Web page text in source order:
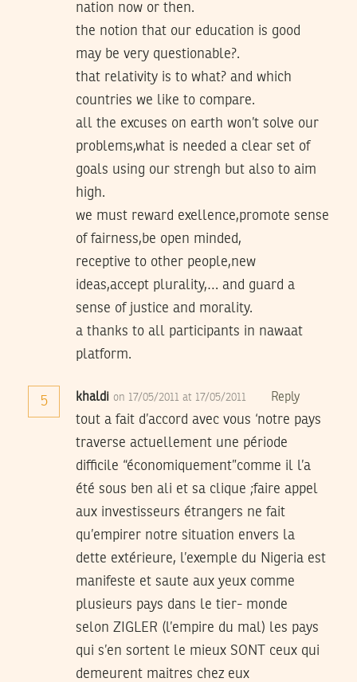
nation now or then.
the notion that our education is good
may be very questionable?.
that relativity is to what? and which
countries we like to compare.
all the excuses on earth won’t solve our
problems,what is needed a clear set of
goals using our strengh but also to aim
high.
we must reward exellence,promote sense
of fairness,be open minded,
receptive to other people,new
ideas,accept plurality,… and guard a
sense of justice and morality.
a thanks to all participants in nawaat
platform.
5 khaldi on 17/05/2011 at 17/05/2011 Reply
tout a fait d’accord avec vous ‘notre pays
traverse actuellement une période
difficile “économiquement”comme il l’a
été sous ben ali et sa clique ;faire appel
aux investisseurs étrangers ne fait
qu’empirer notre situation envers la
dette extérieure, l’exemple du Nigeria est
manifeste et saute aux yeux comme
plusieurs pays dans le tier- monde
selon ZIGLER (l’empire du mal) les pays
qui s’en sortent le mieux SONT ceux qui
demeurent maitres chez eux